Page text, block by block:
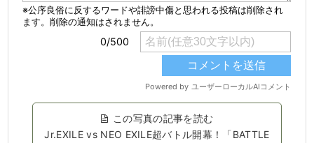
この写真の記事を読む
Jr.EXILE vs NEO EXILE超バトル開幕！「BATTLE